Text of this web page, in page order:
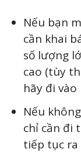
Nếu bạn
cần khai
số lượng
cao (tùy
hãy đi vào
Nếu
chỉ cần đi
tiếp tục ra